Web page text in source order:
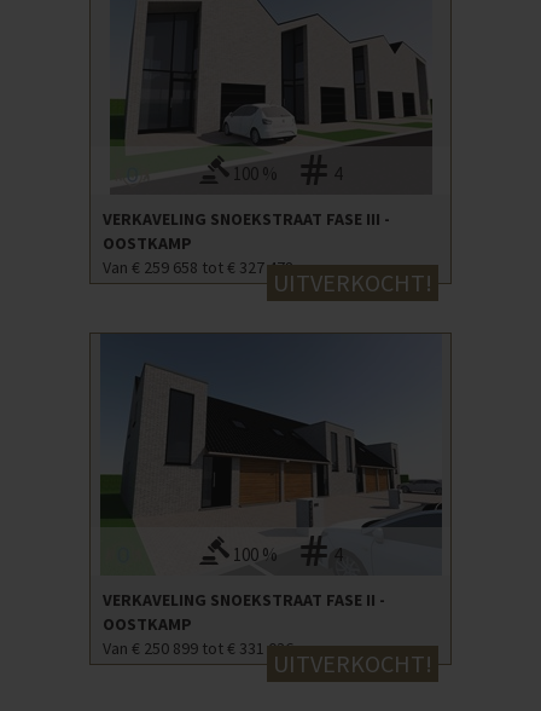
100 % 4
VERKAVELING SNOEKSTRAAT FASE III -
OOSTKAMP
Van € 259 658 tot € 327 478UITVERKOCHT!
100 % 4
VERKAVELING SNOEKSTRAAT FASE II -
OOSTKAMP
Van € 250 899 tot € 331 036UITVERKOCHT!